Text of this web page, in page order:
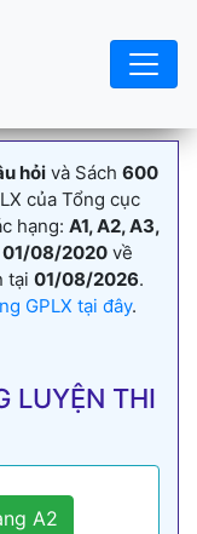
hỏi và Sách 600
của Tổng cục
hạng: A1, A2, A3,
01/08/2020 về
tại 01/08/2026.
GPLX tại đây.
LUYỆN THI
A2